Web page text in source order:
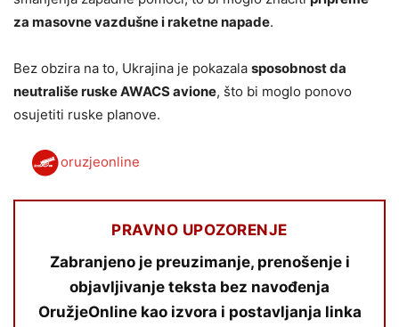
za masovne vazdušne i raketne napade.
Bez obzira na to, Ukrajina je pokazala sposobnost da
neutrališe ruske AWACS avione, što bi moglo ponovo
osujetiti ruske planove.
oruzjeonline
PRAVNO UPOZORENJE
Zabranjeno je preuzimanje, prenošenje i
objavljivanje teksta bez navođenja
OružjeOnline kao izvora i postavljanja linka